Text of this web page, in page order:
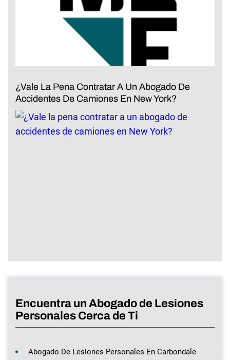
¿Vale La Pena Contratar A Un Abogado De
Accidentes De Camiones En New York?
Encuentra un Abogado de Lesiones
Personales Cerca de Ti
Abogado De Lesiones Personales En Carbondale